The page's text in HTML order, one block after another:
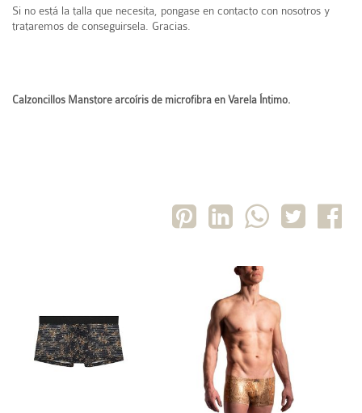
Si no está la talla que necesita, pongase en contacto con nosotros y
trataremos de conseguirsela. Gracias.
Calzoncillos Manstore arcoíris de microfibra en Varela Íntimo.